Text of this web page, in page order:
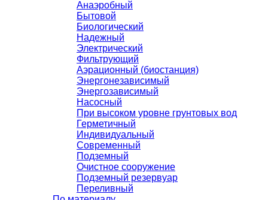
Анаэробный
Бытовой
Биологический
Надежный
Электрический
Фильтрующий
Аэрационный (биостанция)
Энергонезависимый
Энергозависимый
Насосный
При высоком уровне грунтовых вод
Герметичный
Индивидуальный
Современный
Подземный
Очистное сооружение
Подземный резервуар
Переливный